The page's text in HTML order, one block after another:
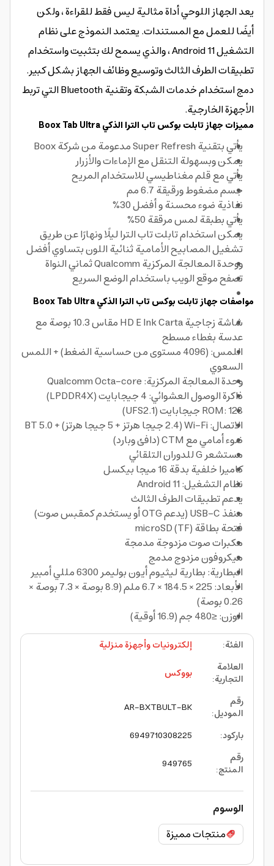
يعد الجهاز اللوحي أداة مثالية ليس فقط للقراءة ، ولكن
أيضًا للعمل مع المستندات. يعتمد النموذج على نظام
التشغيل Android 11 ، والذي يسمح لك بتثبيت واستخدام
تطبيقات الطرف الثالث وتوسيع وظائف الجهاز بشكل كبير.
دمج استخدام خدمات الشبكة وتقنية Bluetooth التي تربط
الأجهزة الخارجية.
مميزات جهاز تابلت بوكس تاب الترا الذكي Boox Tab Ultra
يأتي بتقنية Super Refresh مدعومة من شركة Boox
يمكن وبسهولة التنقل مع الإماءات والأزرار
يأتي مع قلم مغناطيسي للاستخدام المريح
جسم مضغوط ورقيقة 6.7 مم
نفاذية ضوء محسنة و أفضل 30%
يأتي بطبقة لمس مرققة 50%
يمكن استخدام تابلت تاب الترا ليلًا ونهارًا عن طريق
تشغيل المصابيح الأمامية ثنائية اللون بتساوي أفضل
ووحدة المعالجة المركزية Qualcomm ثماني النواة
تصفح موقع الويب باستخدام الوضع السريع
مواصفات جهاز تابلت بوكس تاب الترا الذكي Boox Tab Ultra
شاشة زجاجية HD E Ink Carta مقاس 10.3 بوصة مع
عدسة بغطاء مسطح
اللمس: (4096 مستوى من حساسية الضغط) + اللمس
السعوي
وحدة المعالجة المركزية: Qualcomm Octa-core
ذاكرة الوصول العشوائي: 4 جيجابايت (LPDDR4X)
ROM: 128 جيجابايت (UFS2.1)
الاتصال: Wi-Fi (2.4 جيجا هرتز + 5 جيجا هرتز) + BT 5.0
ضوء أمامي مع CTM (دافئ وبارد)
مستشعر G للدوران التلقائي
كاميرا خلفية بدقة 16 ميجا بيكسل
نظام التشغيل: Android 11
يدعم تطبيقات الطرف الثالث
منفذ USB-C (يدعم OTG أو يستخدم كمقبس صوت)
فتحة بطاقة microSD (TF)
مكبرات صوت مزدوجة مدمجة
ميكروفون مزدوج مدمج
البطارية: بطارية ليثيوم أيون بوليمر 6300 مللي أمبير
الأبعاد: 225 × 184.5 × 6.7 ملم (8.9 بوصة × 7.3 بوصة ×
0.26 بوصة)
الوزن: ≤480 جم (16.9 أوقية)
الفئة:
إلكترونيات وأجهزة منزلية
العلامة
التجارية:
بووكس
رقم
الموديل:
AR-BXTBULT-BK
باركود:
6949710308225
رقم
المنتج:
949765
الوسوم
منتجات مميزة